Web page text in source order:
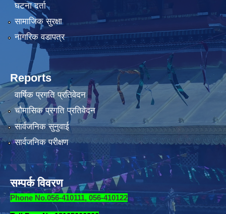
घटना दर्ता
सामाजिक सुरक्षा
नागरिक वडापत्र
Reports
वार्षिक प्रगति प्रतिवेदन
चौमासिक प्रगति प्रतिवेदन
सार्वजनिक सुनुवाई
सार्वजनिक परीक्षण
सम्पर्क विवरण
Phone No.056-410111, 056-410122